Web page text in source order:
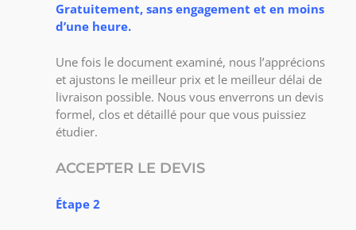
Gratuitement, sans engagement et en moins
d’une heure.
Une fois le document examiné, nous l’apprécions
et ajustons le meilleur prix et le meilleur délai de
livraison possible. Nous vous enverrons un devis
formel, clos et détaillé pour que vous puissiez
étudier.
ACCEPTER LE DEVIS
Étape 2